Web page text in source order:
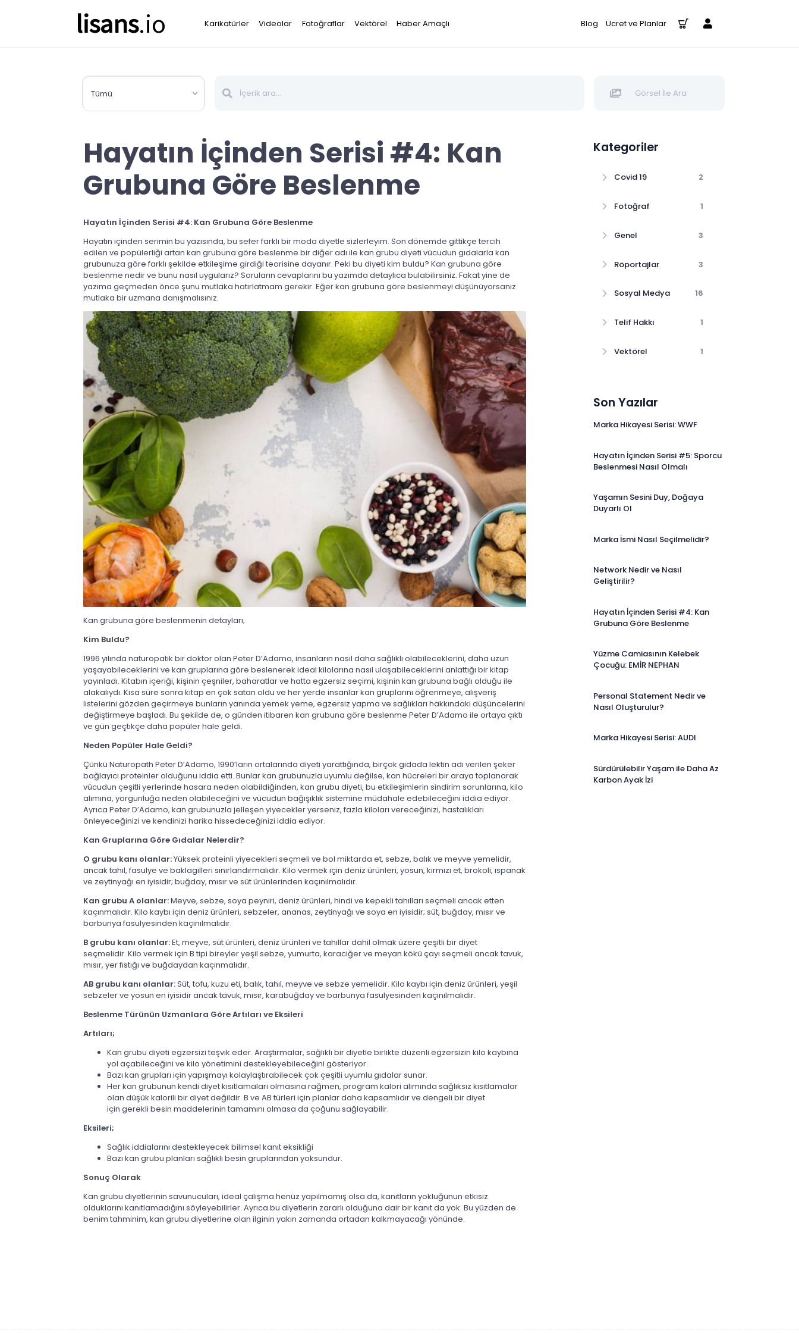
lisans.io Karikatürler Videolar Fotoğraflar Vektörel Haber Amaçlı Blog Ücret ve Planlar
Tümü Görsel İle Ara
Hayatın İçinden Serisi #4: Kan
Grubuna Göre Beslenme
Hayatın İçinden Serisi #4: Kan Grubuna Göre Beslenme
Hayatın içinden serimin bu yazısında, bu sefer farklı bir moda diyetle sizlerleyim. Son dönemde gittikçe tercih
edilen ve popülerliği artan kan grubuna göre beslenme bir diğer adı ile kan grubu diyeti vücudun gıdalarla kan
grubunuza göre farklı şekilde etkileşime girdiği teorisine dayanır. Peki bu diyeti kim buldu? Kan grubuna göre
beslenme nedir ve bunu nasıl uygularız? Soruların cevaplarını bu yazımda detaylıca bulabilirsiniz. Fakat yine de
yazıma geçmeden önce şunu mutlaka hatırlatmam gerekir. Eğer kan grubuna göre beslenmeyi düşünüyorsanız
mutlaka bir uzmana danışmalısınız.
Kan grubuna göre beslenmenin detayları;
Kim Buldu?
1996 yılında naturopatik bir doktor olan Peter D’Adamo, insanların nasıl daha sağlıklı olabileceklerini, daha uzun
yaşayabileceklerini ve kan gruplarına göre beslenerek ideal kilolarına nasıl ulaşabileceklerini anlattığı bir kitap
yayınladı. Kitabın içeriği, kişinin çeşniler, baharatlar ve hatta egzersiz seçimi, kişinin kan grubuna bağlı olduğu ile
alakalıydı. Kısa süre sonra kitap en çok satan oldu ve her yerde insanlar kan gruplarını öğrenmeye, alışveriş
listelerini gözden geçirmeye bunların yanında yemek yeme, egzersiz yapma ve sağlıkları hakkındaki düşüncelerini
değiştirmeye başladı. Bu şekilde de, o günden itibaren kan grubuna göre beslenme Peter D’Adamo ile ortaya çıktı
ve gün geçtikçe daha popüler hale geldi.
Neden Popüler Hale Geldi?
Çünkü Naturopath Peter D’Adamo, 1990’ların ortalarında diyeti yarattığında, birçok gıdada lektin adı verilen şeker
bağlayıcı proteinler olduğunu iddia etti. Bunlar kan grubunuzla uyumlu değilse, kan hücreleri bir araya toplanarak
vücudun çeşitli yerlerinde hasara neden olabildiğinden, kan grubu diyeti, bu etkileşimlerin sindirim sorunlarına, kilo
alımına, yorgunluğa neden olabileceğini ve vücudun bağışıklık sistemine müdahale edebileceğini iddia ediyor.
Ayrıca Peter D’Adamo, kan grubunuzla jelleşen yiyecekler yerseniz, fazla kiloları vereceğinizi, hastalıkları
önleyeceğinizi ve kendinizi harika hissedeceğinizi iddia ediyor.
Kan Gruplarına Göre Gıdalar Nelerdir?
O grubu kanı olanlar:Yüksek proteinli yiyecekleri seçmeli ve bol miktarda et, sebze, balık ve meyve yemelidir,
ancak tahıl, fasulye ve baklagilleri sınırlandırmalıdır. Kilo vermek için deniz ürünleri, yosun, kırmızı et, brokoli, ıspanak
ve zeytinyağı en iyisidir; buğday, mısır ve süt ürünlerinden kaçınılmalıdır.
Kan grubu A olanlar:Meyve, sebze, soya peyniri, deniz ürünleri, hindi ve kepekli tahılları seçmeli ancak etten
kaçınmalıdır. Kilo kaybı için deniz ürünleri, sebzeler, ananas, zeytinyağı ve soya en iyisidir; süt, buğday, mısır ve
barbunya fasulyesinden kaçınılmalıdır.
B grubu kanı olanlar:Et, meyve, süt ürünleri, deniz ürünleri ve tahıllar dahil olmak üzere çeşitli bir diyet
seçmelidir. Kilo vermek için B tipi bireyler yeşil sebze, yumurta, karaciğer ve meyan kökü çayı seçmeli ancak tavuk,
mısır, yer fıstığı ve buğdaydan kaçınmalıdır.
AB grubu kanı olanlar:Süt, tofu, kuzu eti, balık, tahıl, meyve ve sebze yemelidir. Kilo kaybı için deniz ürünleri, yeşil
sebzeler ve yosun en iyisidir ancak tavuk, mısır, karabuğday ve barbunya fasulyesinden kaçınılmalıdır.
Beslenme Türünün Uzmanlara Göre Artıları ve Eksileri
Artıları;
Kan grubu diyeti egzersizi teşvik eder. Araştırmalar, sağlıklı bir diyetle birlikte düzenli egzersizin kilo kaybına
yol açabileceğini ve kilo yönetimini destekleyebileceğini gösteriyor.
Bazı kan grupları için yapışmayı kolaylaştırabilecek çok çeşitli uyumlu gıdalar sunar.
Her kan grubunun kendi diyet kısıtlamaları olmasına rağmen, program kalori alımında sağlıksız kısıtlamalar
olan düşük kalorili bir diyet değildir. B ve AB türleri için planlar daha kapsamlıdır ve dengeli bir diyet
için gerekli besin maddelerinin tamamını olmasa da çoğunu sağlayabilir.
Eksileri;
Sağlık iddialarını destekleyecek bilimsel kanıt eksikliği
Bazı kan grubu planları sağlıklı besin gruplarından yoksundur.
Sonuç Olarak
Kan grubu diyetlerinin savunucuları, ideal çalışma henüz yapılmamış olsa da, kanıtların yokluğunun etkisiz
olduklarını kanıtlamadığını söyleyebilirler. Ayrıca bu diyetlerin zararlı olduğuna dair bir kanıt da yok. Bu yüzden de
benim tahminim, kan grubu diyetlerine olan ilginin yakın zamanda ortadan kalkmayacağı yönünde.
Kategoriler
Covid 19 2
Fotoğraf 1
Genel 3
Röportajlar 3
Sosyal Medya 16
Telif Hakkı 1
Vektörel 1
Son Yazılar
Marka Hikayesi Serisi: WWF
Hayatın İçinden Serisi #5: Sporcu
Beslenmesi Nasıl Olmalı
Yaşamın Sesini Duy, Doğaya
Duyarlı Ol
Marka İsmi Nasıl Seçilmelidir?
Network Nedir ve Nasıl
Geliştirilir?
Hayatın İçinden Serisi #4: Kan
Grubuna Göre Beslenme
Yüzme Camiasının Kelebek
Çocuğu: EMİR NEPHAN
Personal Statement Nedir ve
Nasıl Oluşturulur?
Marka Hikayesi Serisi: AUDI
Sürdürülebilir Yaşam ile Daha Az
Karbon Ayak İzi